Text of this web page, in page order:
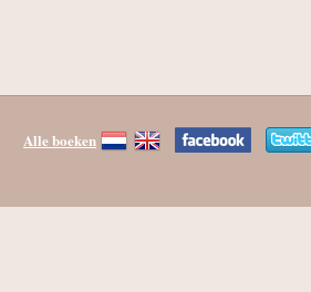
Alle boeken